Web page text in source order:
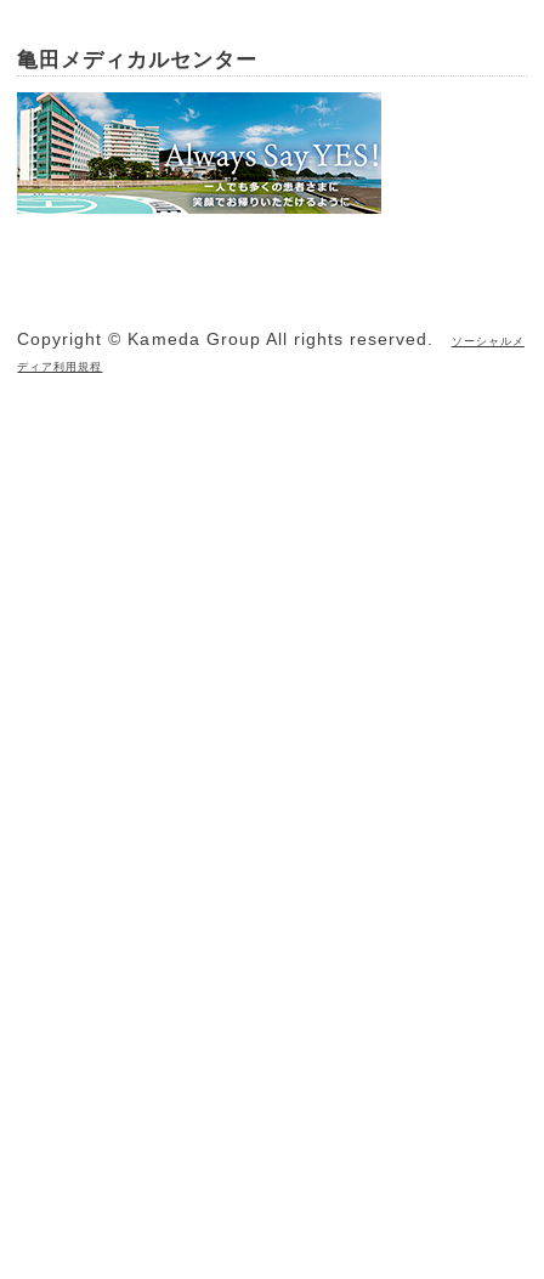
亀田メディカルセンター
Copyright © Kameda Group All rights reserved. ソーシャルメ
ディア利用規程